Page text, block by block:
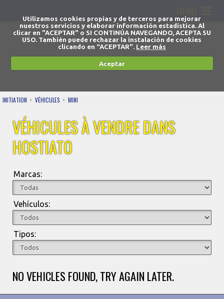
Utilizamos cookies propias y de terceros para mejorar
nuestros servicios y elaborar información estadística. Al
clicar en "ACEPTAR" o SI CONTINÚA NAVEGANDO, ACEPTA SU
USO. También puede rechazar la instalación de cookies
clicando en “ACEPTAR". Leer más
Aceptar
INITIATION VÉHICULES MINI
VÉHICULES À VENDRE DANS
HOSTIATO
Marcas:
Vehículos:
Tipos:
NO VEHICLES FOUND, TRY AGAIN LATER.